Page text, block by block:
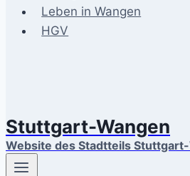
Leben in Wangen
HGV
Stuttgart-Wangen
Website des Stadtteils